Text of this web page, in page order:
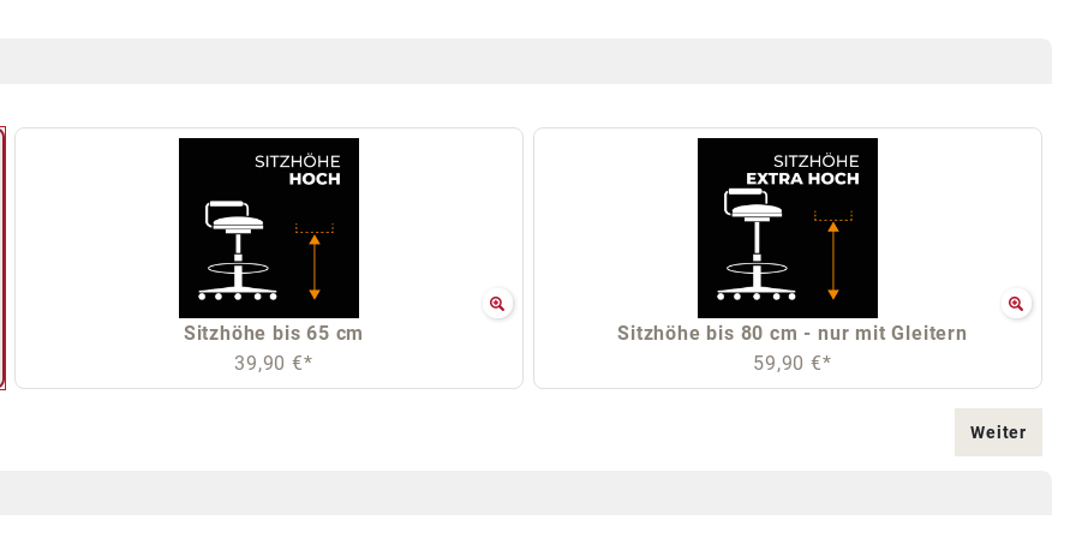
Sitzhöhe bis 65 cm
39,90 €*
Sitzhöhe bis 80 cm - nur mit Gleitern
59,90 €*
Weiter